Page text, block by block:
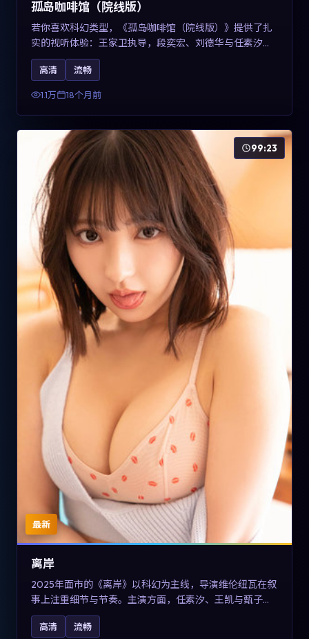
孤岛咖啡馆（院线版）
若你喜欢科幻类型，《孤岛咖啡馆（院线版）》提供了扎
实的视听体验：王家卫执导，段奕宏、刘德华与任素汐共
同演绎。影片2025年于中国台湾上映，内容用冷峻镜头语
言观察城市夜间的孤独，关键词包含高清流畅、人物关系
与情节反转，适合检索「2025科幻」「中国台湾电影」的
高清 流畅
1.1万 18个月前
最新
99:23
离岸
2025年面市的《离岸》以科幻为主线，导演维伦纽瓦在叙
事上注重细节与节奏。主演方面，任素汐、王凯与甄子丹
的表演为角色增添层次。故事把东方美学与类型节奏做本
土化融合，可作为德国影视爱好者的高清观影选择。
高清 流畅